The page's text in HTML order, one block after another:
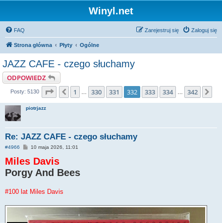
Winyl.net
FAQ Zaloguj się
Zarejestruj się
Strona główna Płyty Ogólne
JAZZ CAFE - czego słuchamy
ODPOWIEDZ
Posty: 5130 Strona 332 z342
Poprzednia
1 330 331 332 333 334 342
piotrjazz
Re: JAZZ CAFE - czego słuchamy
#4966
P
s
t
10 maja 2026, 11:01
Miles Davis
Porgy And Bees
#100 lat Miles Davis